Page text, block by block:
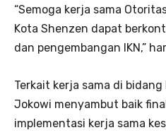
“Semoga kerja sama
Kota Shenzen dapat
dan pengembangan IKN,”
Terkait kerja sama di
Jokowi menyambut baik
implementasi kerja sama